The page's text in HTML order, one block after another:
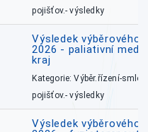
pojišťov.- výsledky
Výsledek výběrového
2026 - paliativní
kraj
Kategorie: Výběr.řízení-
pojišťov.- výsledky
Výsledek výběrového